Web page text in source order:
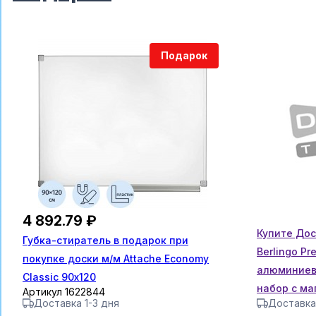
Подарок
4 892.79 ₽
Губка-стиратель в подарок при
покупке доски м/м Attache Economy
Classic 90х120
Артикул 1622844
Доставка 1-3 дня
Купите
Berlingo
набор с
мя